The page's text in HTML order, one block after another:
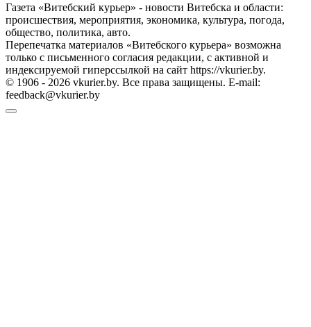
Газета «Витебский курьер» - новости Витебска и области:
происшествия, мероприятия, экономика, культура, погода,
общество, политика, авто.
Перепечатка материалов «Витебского курьера» возможна
только с письменного согласия редакции, с активной и
индексируемой гиперссылкой на сайт https://vkurier.by.
© 1906 - 2026 vkurier.by. Все права защищены. E-mail:
feedback@vkurier.by